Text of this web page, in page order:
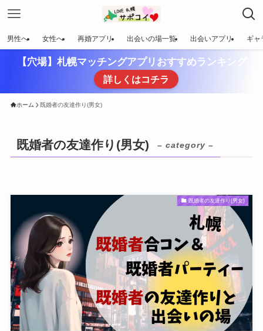
男性へ 女性へ 再婚アプリ 出会いの場一覧 出会いアプリ ギャ
【穴場】札幌マッチングアプリおすすめランキング
詳しくはコチラ
ホーム 既婚者の友達作り(男女)
既婚者の友達作り(男女) – category –
既婚者の友達作り(男女)